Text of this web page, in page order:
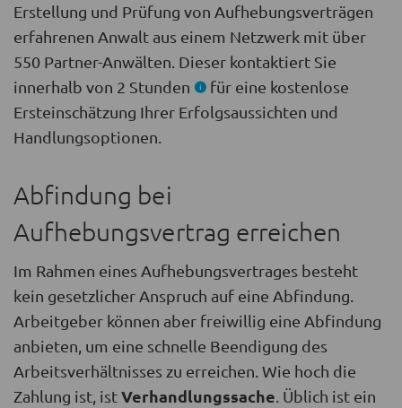
Erstellung und Prüfung von Aufhebungsverträgen
erfahrenen Anwalt aus einem Netzwerk mit über
550 Partner-Anwälten. Dieser kontaktiert Sie
innerhalb von 2 Stunden
für eine kostenlose
Ersteinschätzung Ihrer Erfolgsaussichten und
Handlungsoptionen.
Abfindung bei
Aufhebungsvertrag erreichen
Im Rahmen eines Aufhebungsvertrages besteht
kein gesetzlicher Anspruch auf eine Abfindung.
Arbeitgeber können aber freiwillig eine Abfindung
anbieten, um eine schnelle Beendigung des
Arbeitsverhältnisses zu erreichen. Wie hoch die
Zahlung ist, istVerhandlungssache. Üblich ist ein